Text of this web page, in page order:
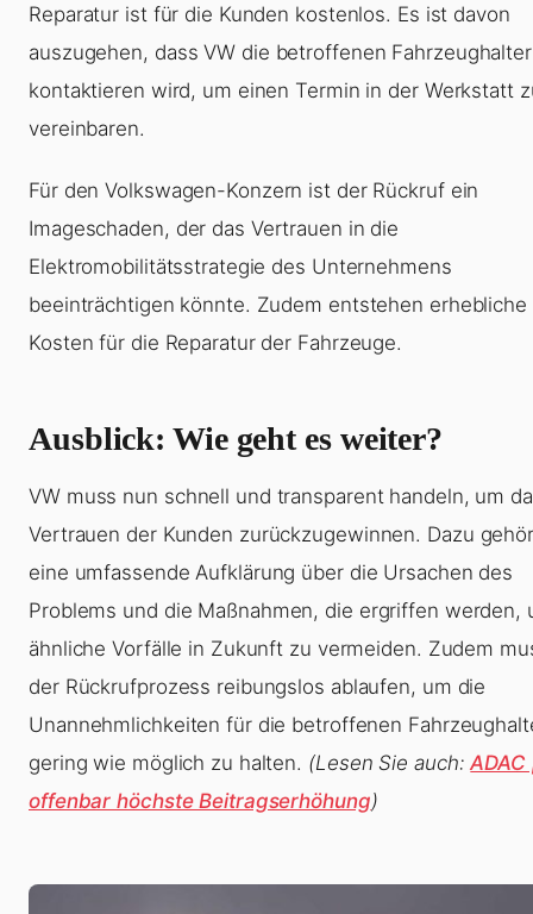
Reparatur ist für die Kunden kostenlos. Es ist davon
auszugehen, dass VW die betroffenen Fahrzeughalter
kontaktieren wird, um einen Termin in der Werkstatt
vereinbaren.
Für den Volkswagen-Konzern ist der Rückruf ein
Imageschaden, der das Vertrauen in die
Elektromobilitätsstrategie des Unternehmens
beeinträchtigen könnte. Zudem entstehen erhebliche
Kosten für die Reparatur der Fahrzeuge.
Ausblick: Wie geht es weiter?
VW muss nun schnell und transparent handeln, um
Vertrauen der Kunden zurückzugewinnen. Dazu
eine umfassende Aufklärung über die Ursachen des
Problems und die Maßnahmen, die ergriffen werden,
ähnliche Vorfälle in Zukunft zu vermeiden. Zudem
der Rückrufprozess reibungslos ablaufen, um die
Unannehmlichkeiten für die betroffenen
gering wie möglich zu halten. (Lesen Sie auch:
offenbar höchste Beitragserhöhung)